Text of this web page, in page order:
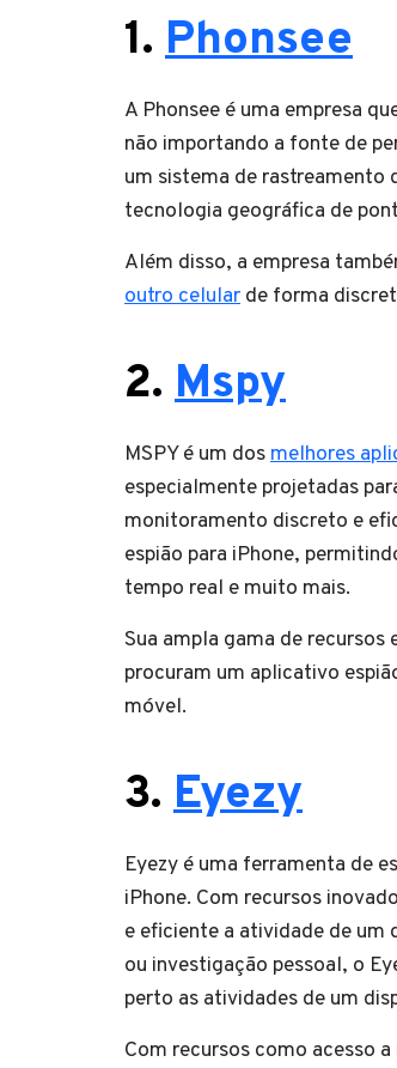
1. Phonsee
A Phonsee é uma empresa
não importando a fonte de
um sistema de
tecnologia geográfica de
Além disso, a empresa
outro celular de forma
2. Mspy
MSPY é um dos melhores
especialmente projetadas
monitoramento discreto e
espião para iPhone,
tempo real e muito mais.
Sua ampla gama de
procuram um aplicativo
móvel.
3. Eyezy
Eyezy é uma ferramenta de
iPhone. Com recursos
e eficiente a atividade de um
ou investigação pessoal, o
perto as atividades de um
Com recursos como acesso